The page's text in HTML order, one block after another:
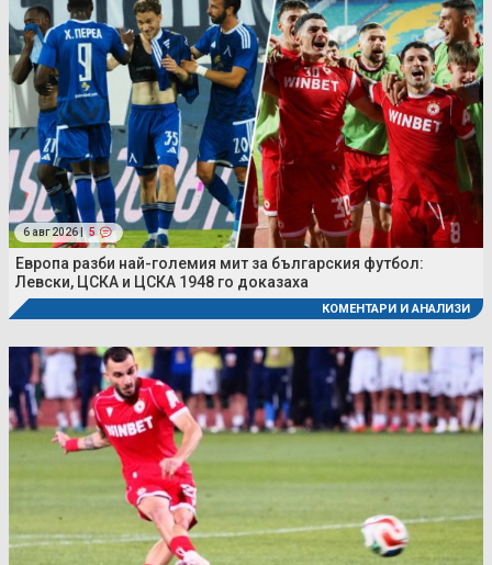
6 авг 2026 | 5
Европа разби най-големия мит за българския футбол:
Левски, ЦСКА и ЦСКА 1948 го доказаха
КОМЕНТАРИ И АНАЛИЗИ